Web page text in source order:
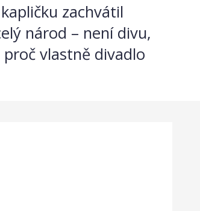
zachvátil
národ – není divu,
vlastně divadlo